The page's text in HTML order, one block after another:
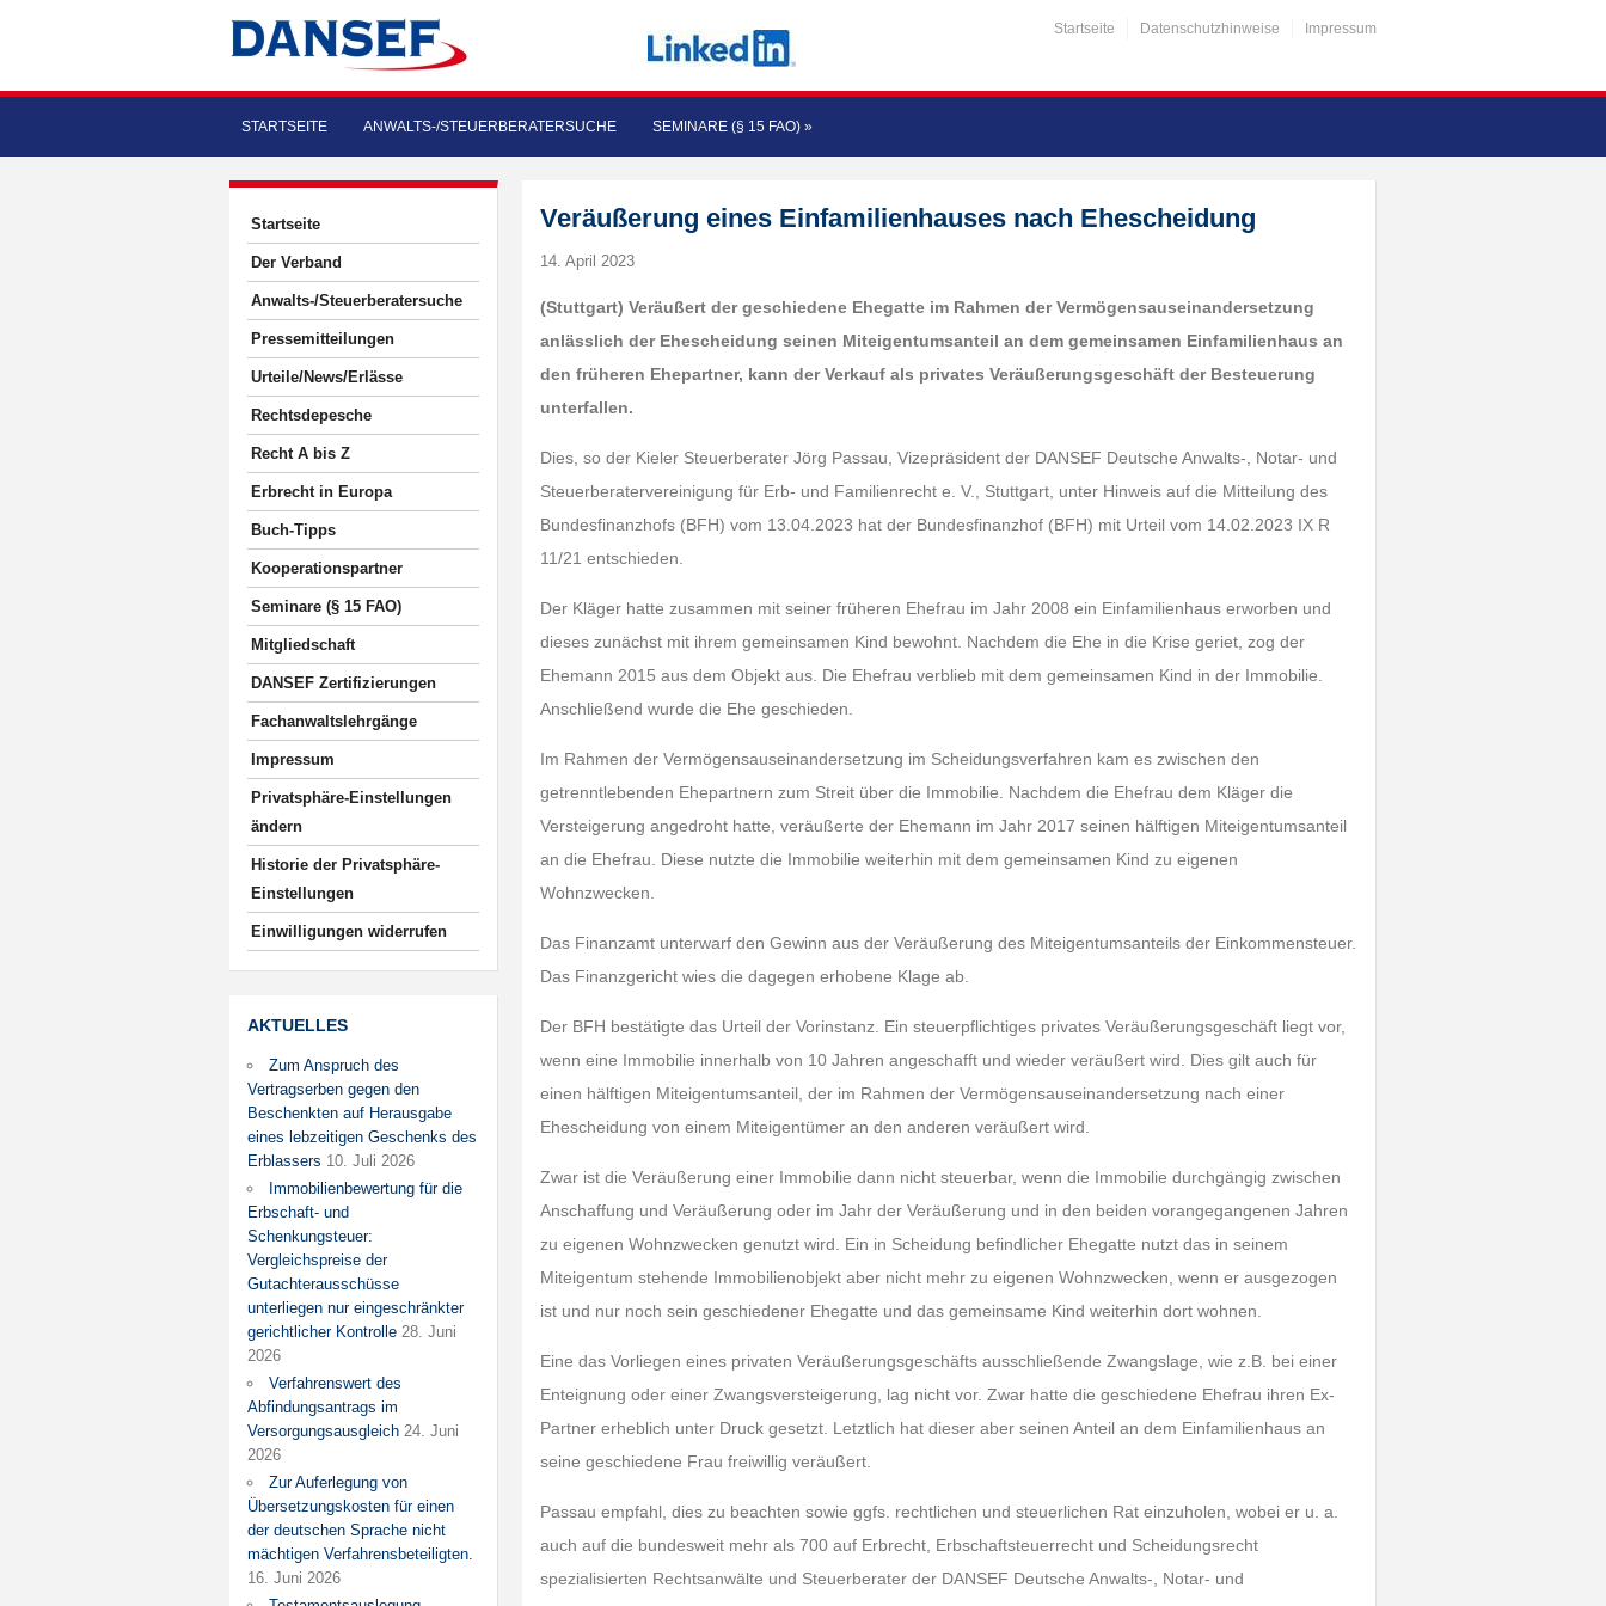
Startseite Datenschutzhinweise Impressum
STARTSEITE ANWALTS-/STEUERBERATERSUCHE SEMINARE (§ 15 FAO) »
Startseite
Der Verband
Anwalts-/Steuerberatersuche
Pressemitteilungen
Urteile/News/Erlässe
Rechtsdepesche
Recht A bis Z
Erbrecht in Europa
Buch-Tipps
Kooperationspartner
Seminare (§ 15 FAO)
Mitgliedschaft
DANSEF Zertifizierungen
Fachanwaltslehrgänge
Impressum
Privatsphäre-Einstellungen
ändern
Historie der Privatsphäre-
Einstellungen
Einwilligungen widerrufen
AKTUELLES
Zum Anspruch des
Vertragserben gegen den
Beschenkten auf Herausgabe
eines lebzeitigen Geschenks des
Erblassers 10. Juli 2026
Immobilienbewertung für die
Erbschaft- und
Schenkungsteuer:
Vergleichspreise der
Gutachterausschüsse
unterliegen nur eingeschränkter
gerichtlicher Kontrolle 28. Juni
2026
Verfahrenswert des
Abfindungsantrags im
Versorgungsausgleich 24. Juni
2026
Zur Auferlegung von
Übersetzungskosten für einen
der deutschen Sprache nicht
mächtigen Verfahrensbeteiligten.
16. Juni 2026
Veräußerung eines Einfamilienhauses nach Ehescheidung
14. April 2023
(Stuttgart) Veräußert der geschiedene Ehegatte im Rahmen der Vermögensauseinandersetzung
anlässlich der Ehescheidung seinen Miteigentumsanteil an dem gemeinsamen Einfamilienhaus an
den früheren Ehepartner, kann der Verkauf als privates Veräußerungsgeschäft der Besteuerung
unterfallen.
Dies, so der Kieler Steuerberater Jörg Passau, Vizepräsident der DANSEF Deutsche Anwalts-, Notar- und
Steuerberatervereinigung für Erb- und Familienrecht e. V., Stuttgart, unter Hinweis auf die Mitteilung des
Bundesfinanzhofs (BFH) vom 13.04.2023 hat der Bundesfinanzhof (BFH) mit Urteil vom 14.02.2023 IX R
11/21 entschieden.
Der Kläger hatte zusammen mit seiner früheren Ehefrau im Jahr 2008 ein Einfamilienhaus erworben und
dieses zunächst mit ihrem gemeinsamen Kind bewohnt. Nachdem die Ehe in die Krise geriet, zog der
Ehemann 2015 aus dem Objekt aus. Die Ehefrau verblieb mit dem gemeinsamen Kind in der Immobilie.
Anschließend wurde die Ehe geschieden.
Im Rahmen der Vermögensauseinandersetzung im Scheidungsverfahren kam es zwischen den
getrenntlebenden Ehepartnern zum Streit über die Immobilie. Nachdem die Ehefrau dem Kläger die
Versteigerung angedroht hatte, veräußerte der Ehemann im Jahr 2017 seinen hälftigen Miteigentumsanteil
an die Ehefrau. Diese nutzte die Immobilie weiterhin mit dem gemeinsamen Kind zu eigenen
Wohnzwecken.
Das Finanzamt unterwarf den Gewinn aus der Veräußerung des Miteigentumsanteils der Einkommensteuer.
Das Finanzgericht wies die dagegen erhobene Klage ab.
Der BFH bestätigte das Urteil der Vorinstanz. Ein steuerpflichtiges privates Veräußerungsgeschäft liegt vor,
wenn eine Immobilie innerhalb von 10 Jahren angeschafft und wieder veräußert wird. Dies gilt auch für
einen hälftigen Miteigentumsanteil, der im Rahmen der Vermögensauseinandersetzung nach einer
Ehescheidung von einem Miteigentümer an den anderen veräußert wird.
Zwar ist die Veräußerung einer Immobilie dann nicht steuerbar, wenn die Immobilie durchgängig zwischen
Anschaffung und Veräußerung oder im Jahr der Veräußerung und in den beiden vorangegangenen Jahren
zu eigenen Wohnzwecken genutzt wird. Ein in Scheidung befindlicher Ehegatte nutzt das in seinem
Miteigentum stehende Immobilienobjekt aber nicht mehr zu eigenen Wohnzwecken, wenn er ausgezogen
ist und nur noch sein geschiedener Ehegatte und das gemeinsame Kind weiterhin dort wohnen.
Eine das Vorliegen eines privaten Veräußerungsgeschäfts ausschließende Zwangslage, wie z.B. bei einer
Enteignung oder einer Zwangsversteigerung, lag nicht vor. Zwar hatte die geschiedene Ehefrau ihren Ex-
Partner erheblich unter Druck gesetzt. Letztlich hat dieser aber seinen Anteil an dem Einfamilienhaus an
seine geschiedene Frau freiwillig veräußert.
Passau empfahl, dies zu beachten sowie ggfs. rechtlichen und steuerlichen Rat einzuholen, wobei er u. a.
auch auf die bundesweit mehr als 700 auf Erbrecht, Erbschaftsteuerrecht und Scheidungsrecht
spezialisierten Rechtsanwälte und Steuerberater der DANSEF Deutsche Anwalts-, Notar- und